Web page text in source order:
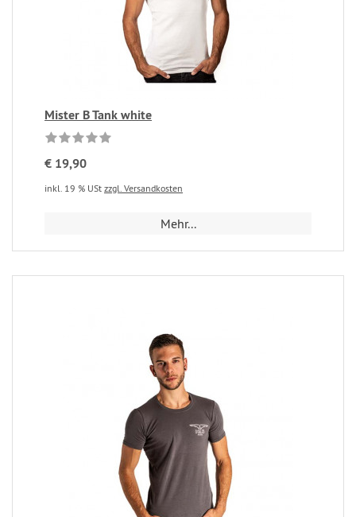
Mister B Tank white
€ 19,90
inkl. 19 % USt zzgl. Versandkosten
Mehr...